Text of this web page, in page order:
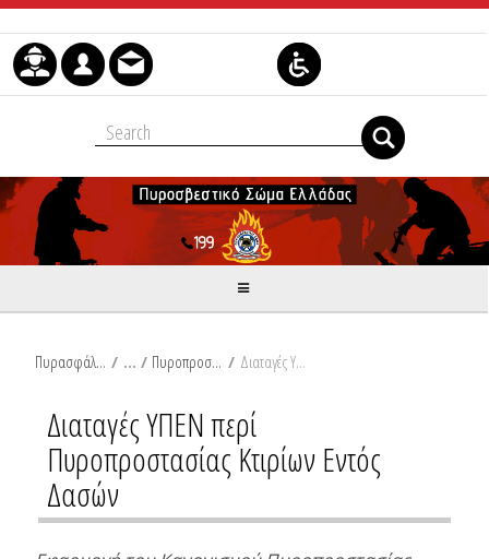
Μετάβαση στο περιεχόμενο
Πυρασφάλεια / Πυροπροστασία Κτιρίων Εκτός Δασικών Εκτάσεων / Διαταγές ΥΠΕΝ περί Πυροπροστασίας Κτιρίων Εντός Δασών
Διαταγές ΥΠΕΝ περί
Πυροπροστασίας Κτιρίων Εντός
Δασών